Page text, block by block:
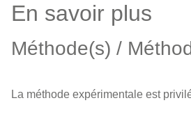
En savoir plus
Méthode(s) /
La méthode expérimentale est